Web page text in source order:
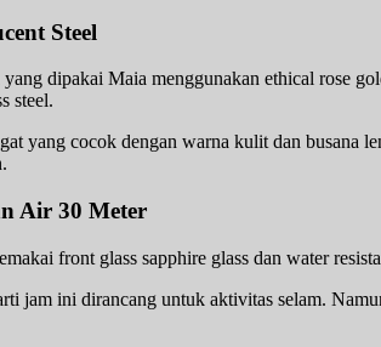
Steel
dipakai Maia menggunakan ethical rose
steel.
yang cocok dengan warna kulit dan busana
Air 30 Meter
front glass sapphire glass dan water
jam ini dirancang untuk aktivitas selam.